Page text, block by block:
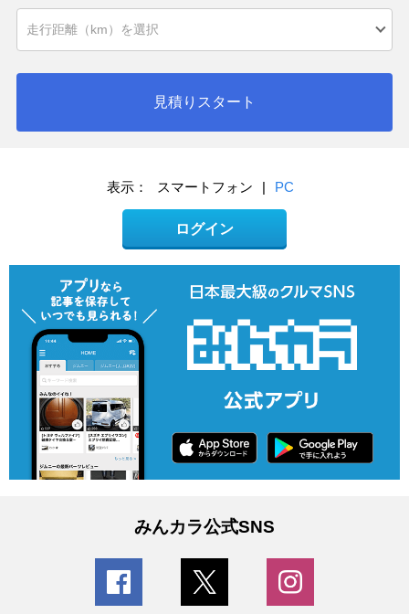
見積りスタート
表示： スマートフォン | PC
ログイン
みんカラ公式SNS